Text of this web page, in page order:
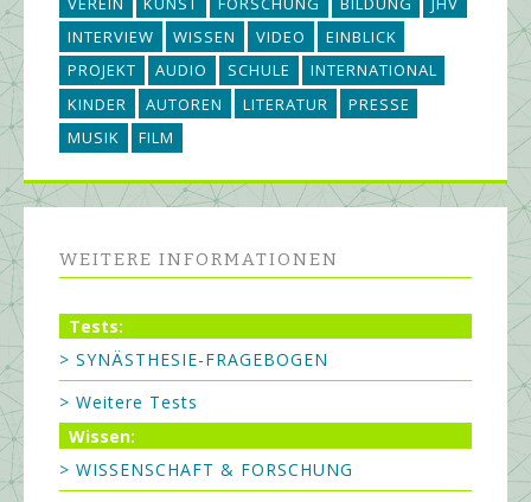
INTERVIEW
WISSEN VIDEO
EINBLICK
PROJEKT
AUDIO SCHULE
INTERNATIONAL
KINDER
AUTOREN LITERATUR
PRESSE
MUSIK
FILM
WEITERE INFORMATIONEN
Tests:
> SYNÄSTHESIE-FRAGEBOGEN
> Weitere Tests
Wissen:
> WISSENSCHAFT & FORSCHUNG